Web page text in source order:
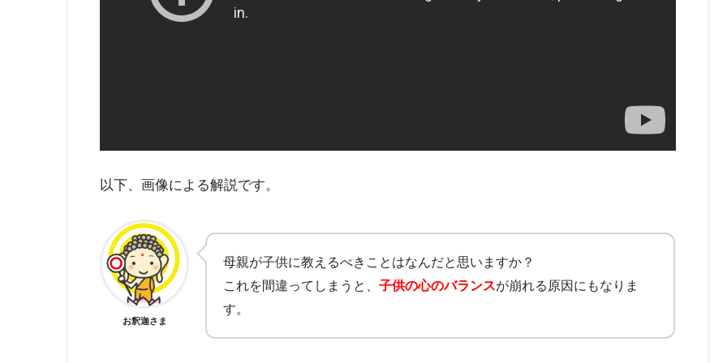
以下、画像による解説です。
お釈迦さま
母親が子供に教えるべきことはなんだと思いますか？
これを間違ってしまうと、 子供の心のバランスが崩れる原因にもなりま
す。